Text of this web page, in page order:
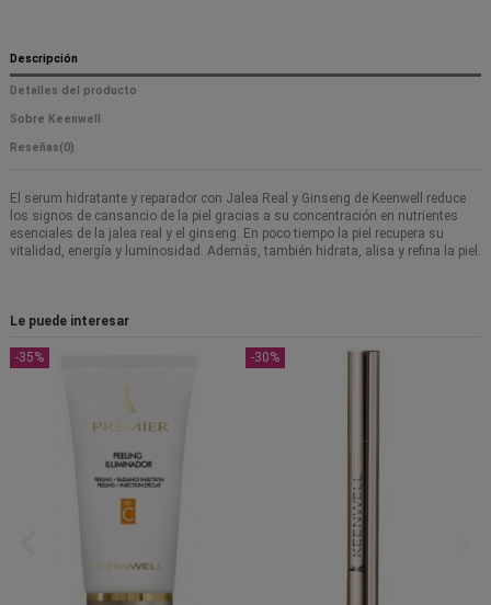
Descripción
Detalles del producto
Sobre Keenwell
Reseñas(0)
El serum hidratante y reparador con Jalea Real y Ginseng de Keenwell reduce
los signos de cansancio de la piel gracias a su concentración en nutrientes
esenciales de la jalea real y el ginseng. En poco tiempo la piel recupera su
vitalidad, energía y luminosidad. Además, también hidrata, alisa y refina la piel.
Le puede interesar
-35% -30%